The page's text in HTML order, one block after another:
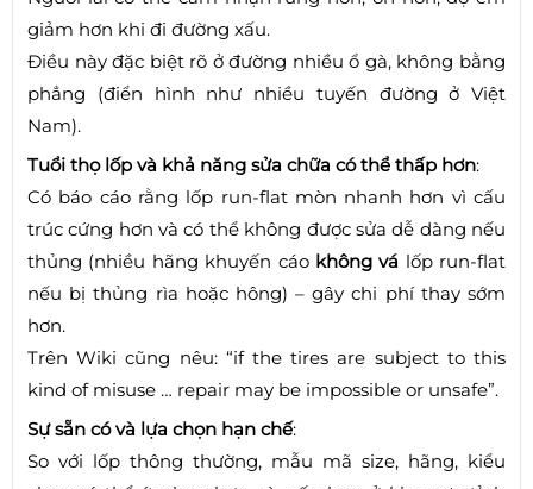
giảm hơn khi đi đường xấu.
Điều này đặc biệt rõ ở đường nhiều ổ gà, không bằng
phẳng (điển hình như nhiều tuyến đường ở Việt
Nam).
Tuổi thọ lốp và khả năng sửa chữa có thể thấp hơn:
Có báo cáo rằng lốp run-flat mòn nhanh hơn vì cấu
trúc cứng hơn và có thể không được sửa dễ dàng nếu
thủng (nhiều hãng khuyến cáo không vá lốp run-flat
nếu bị thủng rìa hoặc hông) – gây chi phí thay sớm
hơn.
Trên Wiki cũng nêu: “if the tires are subject to this
kind of misuse … repair may be impossible or unsafe”.
Sự sẵn có và lựa chọn hạn chế:
So với lốp thông thường, mẫu mã size, hãng, kiểu